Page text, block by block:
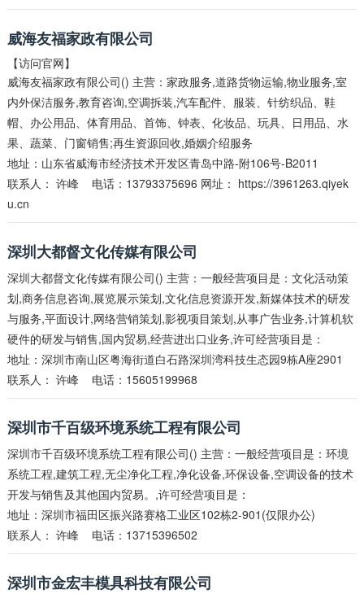
威海友福家政有限公司
【访问官网】
威海友福家政有限公司() 主营：家政服务,道路货物运输,物业服务,室
内外保洁服务,教育咨询,空调拆装,汽车配件、服装、针纺织品、鞋
帽、办公用品、体育用品、首饰、钟表、化妆品、玩具、日用品、水
果、蔬菜、门窗销售;再生资源回收,婚姻介绍服务
地址：山东省威海市经济技术开发区青岛中路-附106号-B2011
联系人： 许峰电话：13793375696 网址： https://3961263.qiyek
u.cn
深圳大都督文化传媒有限公司
深圳大都督文化传媒有限公司() 主营：一般经营项目是：文化活动策
划,商务信息咨询,展览展示策划,文化信息资源开发,新媒体技术的研发
与服务,平面设计,网络营销策划,影视项目策划,从事广告业务,计算机软
硬件的研发与销售,国内贸易,经营进出口业务,许可经营项目是：
地址：深圳市南山区粤海街道白石路深圳湾科技生态园9栋A座2901
联系人： 许峰电话：15605199968
深圳市千百级环境系统工程有限公司
深圳市千百级环境系统工程有限公司() 主营：一般经营项目是：环境
系统工程,建筑工程,无尘净化工程,净化设备,环保设备,空调设备的技术
开发与销售及其他国内贸易。,许可经营项目是：
地址：深圳市福田区振兴路赛格工业区102栋2-901(仅限办公)
联系人： 许峰电话：13715396502
深圳市金宏丰模具科技有限公司